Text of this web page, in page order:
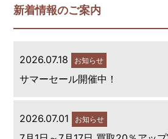
新着情報のご案内
2026.07.18 お知らせ
サマーセール開催中！
2026.07.01 お知らせ